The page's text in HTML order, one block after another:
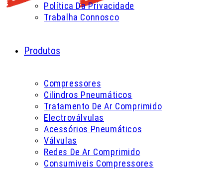
Política Da Privacidade
Trabalha Connosco
Produtos
Compressores
Cilindros Pneumáticos
Tratamento De Ar Comprimido
Electroválvulas
Acessórios Pneumáticos
Válvulas
Redes De Ar Comprimido
Consumiveis Compressores